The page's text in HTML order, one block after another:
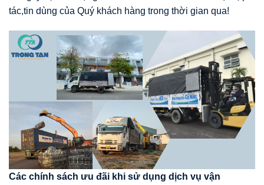
tác,tin dùng của Quý khách hàng trong thời gian qua!
Các chính sách ưu đãi khi sử d ụng d ịch vụ vận